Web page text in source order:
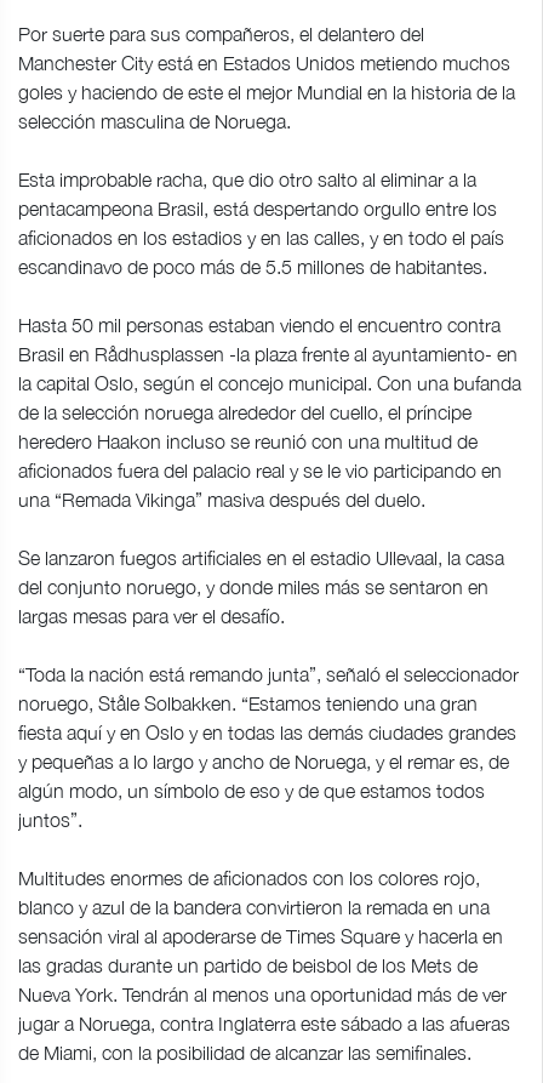
Por suerte para sus compañeros, el delantero del
Manchester City está en Estados Unidos metiendo muchos
goles y haciendo de este el mejor Mundial en la historia de la
selección masculina de Noruega.
Esta improbable racha, que dio otro salto al eliminar a la
pentacampeona Brasil, está despertando orgullo entre los
aficionados en los estadios y en las calles, y en todo el país
escandinavo de poco más de 5.5 millones de habitantes.
Hasta 50 mil personas estaban viendo el encuentro contra
Brasil en Rådhusplassen -la plaza frente al ayuntamiento- en
la capital Oslo, según el concejo municipal. Con una bufanda
de la selección noruega alrededor del cuello, el príncipe
heredero Haakon incluso se reunió con una multitud de
aficionados fuera del palacio real y se le vio participando en
una “Remada Vikinga” masiva después del duelo.
Se lanzaron fuegos artificiales en el estadio Ullevaal, la casa
del conjunto noruego, y donde miles más se sentaron en
largas mesas para ver el desafío.
“Toda la nación está remando junta”, señaló el seleccionador
noruego, Ståle Solbakken. “Estamos teniendo una gran
fiesta aquí y en Oslo y en todas las demás ciudades grandes
y pequeñas a lo largo y ancho de Noruega, y el remar es, de
algún modo, un símbolo de eso y de que estamos todos
juntos”.
Multitudes enormes de aficionados con los colores rojo,
blanco y azul de la bandera convirtieron la remada en una
sensación viral al apoderarse de Times Square y hacerla en
las gradas durante un partido de beisbol de los Mets de
Nueva York. Tendrán al menos una oportunidad más de ver
jugar a Noruega, contra Inglaterra este sábado a las afueras
de Miami, con la posibilidad de alcanzar las semifinales.